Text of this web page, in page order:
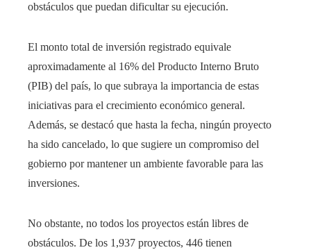
obstáculos que puedan dificultar su ejecución.
El monto total de inversión registrado equivale
aproximadamente al 16% del Producto Interno Bruto
(PIB) del país, lo que subraya la importancia de estas
iniciativas para el crecimiento económico general.
Además, se destacó que hasta la fecha, ningún proyecto
ha sido cancelado, lo que sugiere un compromiso del
gobierno por mantener un ambiente favorable para las
inversiones.
No obstante, no todos los proyectos están libres de
obstáculos. De los 1,937 proyectos, 446 tienen